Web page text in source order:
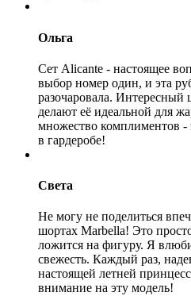
Ольга
Сет Alicante - настоящее
выбор номер один, и эта
разочаровала. Интересный
делают её идеальной для
множество комплиментов
в гардеробе!
Света
Не могу не поделиться
шортах Marbella! Это
ложится на фигуру. Я
свежесть. Каждый раз,
настоящей летней
внимание на эту модель!